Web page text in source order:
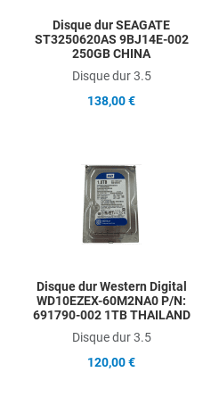
Disque dur SEAGATE
ST3250620AS 9BJ14E-002
250GB CHINA
Disque dur 3.5
138,00 €
Add to Compare
Disque dur Western Digital
WD10EZEX-60M2NA0 P/N:
691790-002 1TB THAILAND
Disque dur 3.5
120,00 €